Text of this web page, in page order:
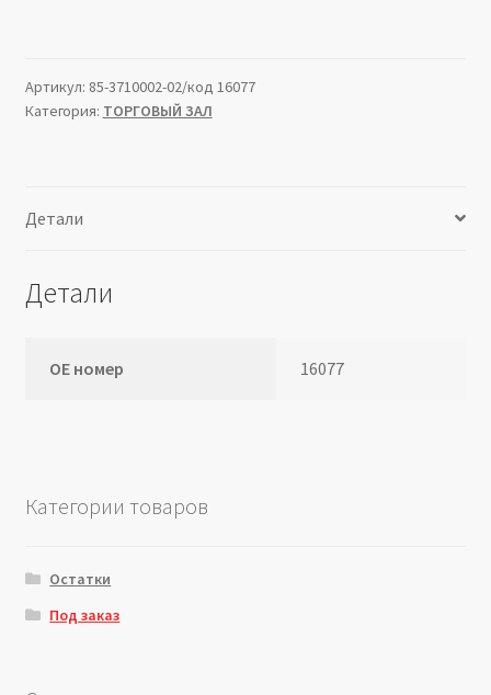
Артикул: 85-3710002-02/код 16077
Категория: ТОРГОВЫЙ ЗАЛ
Детали
Детали
ОЕ номер 16077
Категории товаров
Остатки
Под заказ